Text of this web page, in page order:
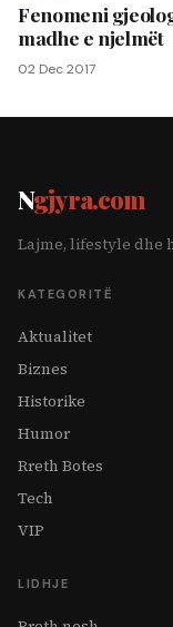
Fenomeni
madhe e njelmët
02 Dec 2017
Ngjyra.com
Lajme, lifestyle dhe
KATEGORITË
Aktualitet
Biznes
Historike
Humor
Rreth Botes
Tech
VIP
LIDHJE